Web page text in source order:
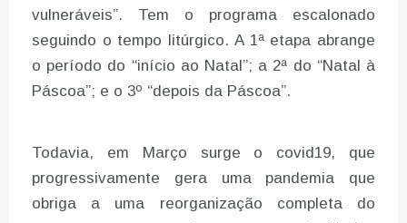
vulneráveis”. Tem o programa escalonado
seguindo o tempo litúrgico. A 1ª etapa abrange
o período do “início ao Natal”; a 2ª do “Natal à
Páscoa”; e o 3º “depois da Páscoa”.
Todavia, em Março surge o covid19, que
progressivamente gera uma pandemia que
obriga a uma reorganização completa do